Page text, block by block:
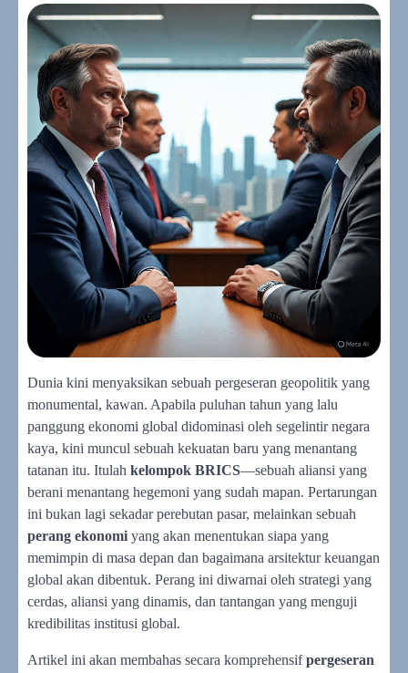
Dunia kini menyaksikan sebuah pergeseran geopolitik yang
monumental, kawan. Apabila puluhan tahun yang lalu
panggung ekonomi global didominasi oleh segelintir negara
kaya, kini muncul sebuah kekuatan baru yang menantang
tatanan itu. Itulah kelompok BRICS—sebuah aliansi yang
berani menantang hegemoni yang sudah mapan. Pertarungan
ini bukan lagi sekadar perebutan pasar, melainkan sebuah
perang ekonomi yang akan menentukan siapa yang
memimpin di masa depan dan bagaimana arsitektur keuangan
global akan dibentuk. Perang ini diwarnai oleh strategi yang
cerdas, aliansi yang dinamis, dan tantangan yang menguji
kredibilitas institusi global.
Artikel ini akan membahas secara komprehensifpergeseran